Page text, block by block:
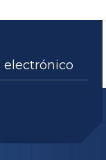
electrónico